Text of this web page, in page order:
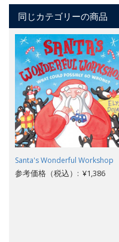
同じカテゴリーの商品
Santa's Wonderful Workshop
参考価格（税込）: ¥1,386